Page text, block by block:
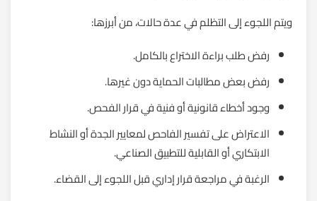
ويتم اللجوء إلى التظلم في عدة حالات، من أبرزها:
رفض طلب براءة الاختراع بالكامل.
رفض بعض مطالبات الحماية دون غيرها.
وجود أخطاء قانونية أو فنية في قرار الفحص.
الاعتراض على تفسير الفاحص لمعايير الجدة أو النشاط
الابتكاري أو القابلية للتطبيق الصناعي.
الرغبة في مراجعة قرار إداري قبل اللجوء إلى القضاء.